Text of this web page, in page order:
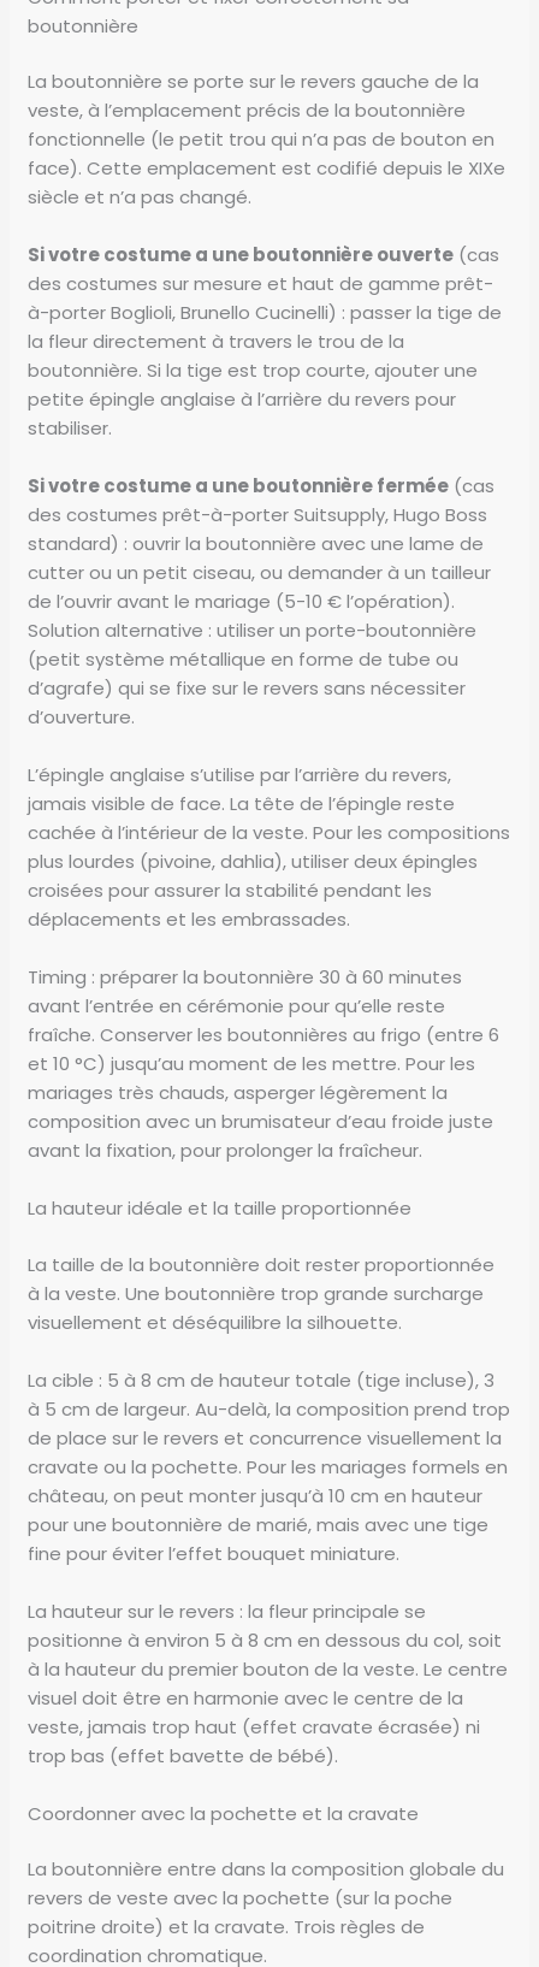
boutonnière
La boutonnière se porte sur le revers gauche de la
veste, à l’emplacement précis de la boutonnière
fonctionnelle (le petit trou qui n’a pas de bouton en
face). Cette emplacement est codifié depuis le XIXe
siècle et n’a pas changé.
Si votre costume a une boutonnière ouverte (cas
des costumes sur mesure et haut de gamme prêt-
à-porter Boglioli, Brunello Cucinelli) : passer la tige de
la fleur directement à travers le trou de la
boutonnière. Si la tige est trop courte, ajouter une
petite épingle anglaise à l’arrière du revers pour
stabiliser.
Si votre costume a une boutonnière fermée (cas
des costumes prêt-à-porter Suitsupply, Hugo Boss
standard) : ouvrir la boutonnière avec une lame de
cutter ou un petit ciseau, ou demander à un tailleur
de l’ouvrir avant le mariage (5-10 € l’opération).
Solution alternative : utiliser un porte-boutonnière
(petit système métallique en forme de tube ou
d’agrafe) qui se fixe sur le revers sans nécessiter
d’ouverture.
L’épingle anglaise s’utilise par l’arrière du revers,
jamais visible de face. La tête de l’épingle reste
cachée à l’intérieur de la veste. Pour les compositions
plus lourdes (pivoine, dahlia), utiliser deux épingles
croisées pour assurer la stabilité pendant les
déplacements et les embrassades.
Timing : préparer la boutonnière 30 à 60 minutes
avant l’entrée en cérémonie pour qu’elle reste
fraîche. Conserver les boutonnières au frigo (entre 6
et 10 °C) jusqu’au moment de les mettre. Pour les
mariages très chauds, asperger légèrement la
composition avec un brumisateur d’eau froide juste
avant la fixation, pour prolonger la fraîcheur.
La hauteur idéale et la taille proportionnée
La taille de la boutonnière doit rester proportionnée
à la veste. Une boutonnière trop grande surcharge
visuellement et déséquilibre la silhouette.
La cible : 5 à 8 cm de hauteur totale (tige incluse), 3
à 5 cm de largeur. Au-delà, la composition prend trop
de place sur le revers et concurrence visuellement la
cravate ou la pochette. Pour les mariages formels en
château, on peut monter jusqu’à 10 cm en hauteur
pour une boutonnière de marié, mais avec une tige
fine pour éviter l’effet bouquet miniature.
La hauteur sur le revers : la fleur principale se
positionne à environ 5 à 8 cm en dessous du col, soit
à la hauteur du premier bouton de la veste. Le centre
visuel doit être en harmonie avec le centre de la
veste, jamais trop haut (effet cravate écrasée) ni
trop bas (effet bavette de bébé).
Coordonner avec la pochette et la cravate
La boutonnière entre dans la composition globale du
revers de veste avec la pochette (sur la poche
poitrine droite) et la cravate. Trois règles de
coordination chromatique.